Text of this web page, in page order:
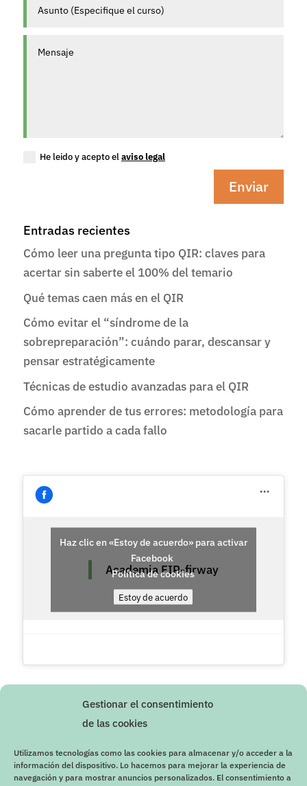
Gestionar el consentimiento
de las cookies
Utilizamos tecnologías como las cookies para almacenar y/o acceder a la
información del dispositivo. Lo hacemos para mejorar la experiencia de
navegación y para mostrar anuncios personalizados. El consentimiento a
He leido y acepto elaviso legal
Enviar
Entradas recientes
Cómo leer una pregunta tipo QIR: claves para
acertar sin saberte el 100% del temario
Qué temas caen más en el QIR
Cómo evitar el “síndrome de la
sobrepreparación”: cuándo parar, descansar y
pensar estratégicamente
Técnicas de estudio avanzadas para el QIR
Cómo aprender de tus errores: metodología para
sacarle partido a cada fallo
Academia FIR-firway
Haz clic en «Estoy de acuerdo» para activar
Facebook
Política de cookies
Estoy de acuerdo